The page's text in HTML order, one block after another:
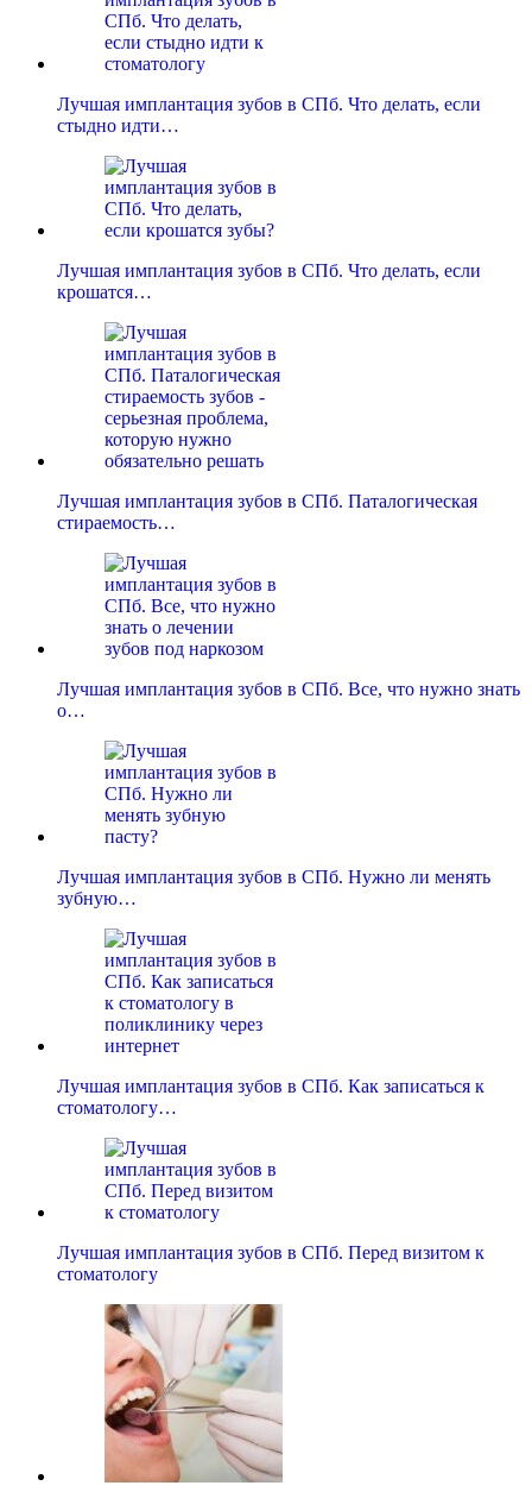
Лучшая имплантация зубов в СПб. Что делать, если
стыдно идти…
Лучшая имплантация зубов в СПб. Что делать, если
крошатся…
Лучшая имплантация зубов в СПб. Паталогическая
стираемость…
Лучшая имплантация зубов в СПб. Все, что нужно знать
о…
Лучшая имплантация зубов в СПб. Нужно ли менять
зубную…
Лучшая имплантация зубов в СПб. Как записаться к
стоматологу…
Лучшая имплантация зубов в СПб. Перед визитом к
стоматологу